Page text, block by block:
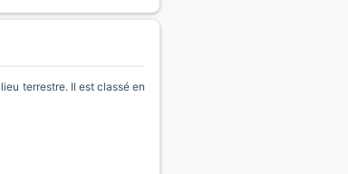
terrestre. Il est classé en